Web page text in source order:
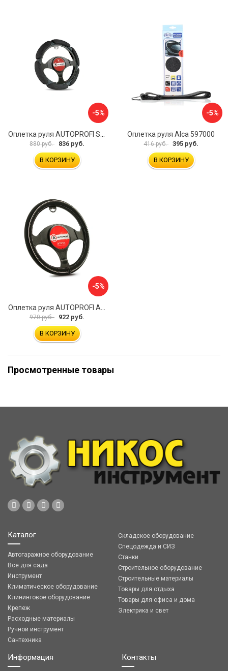
-5%
880 руб. 836 руб.
В КОРЗИНУ
-5%
Оплетка руля Alca 597000
416 руб. 395 руб.
В КОРЗИНУ
-5%
970 руб. 922 руб.
В КОРЗИНУ
Просмотренные товары
Каталог
Автогаражное оборудование
Все для сада
Инструмент
Климатическое оборудование
Клининговое оборудование
Крепеж
Расходные материалы
Ручной инструмент
Сантехника
Складское оборудование
Спецодежда и СИЗ
Станки
Строительное оборудование
Строительные материалы
Товары для отдыха
Товары для офиса и дома
Электрика и свет
Информация Контакты